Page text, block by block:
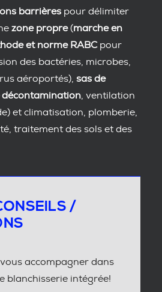
barrières pour délimiter
zone propre(marche en
et norme RABCpour
des bactéries, microbes,
aéroportés), sas de
décontamination , ventilation
et climatisation, plomberie,
traitement des sols et des
/
vous accompagner dans
blanchisserie intégrée!